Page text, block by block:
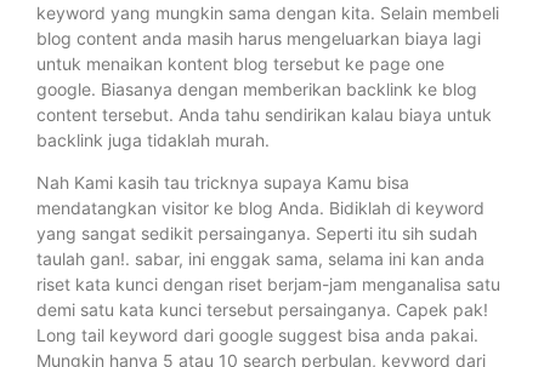
keyword yang mungkin sama dengan kita. Selain membeli
blog content anda masih harus mengeluarkan biaya lagi
untuk menaikan kontent blog tersebut ke page one
google. Biasanya dengan memberikan backlink ke blog
content tersebut. Anda tahu sendirikan kalau biaya untuk
backlink juga tidaklah murah.
Nah Kami kasih tau tricknya supaya Kamu bisa
mendatangkan visitor ke blog Anda. Bidiklah di keyword
yang sangat sedikit persainganya. Seperti itu sih sudah
taulah gan!. sabar, ini enggak sama, selama ini kan anda
riset kata kunci dengan riset berjam-jam menganalisa satu
demi satu kata kunci tersebut persainganya. Capek pak!
Long tail keyword dari google suggest bisa anda pakai.
Mungkin hanya 5 atau 10 search perbulan, keyword dari